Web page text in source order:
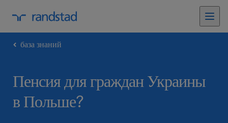
база знаний
Пенсия для граждан Украины
в Польше?